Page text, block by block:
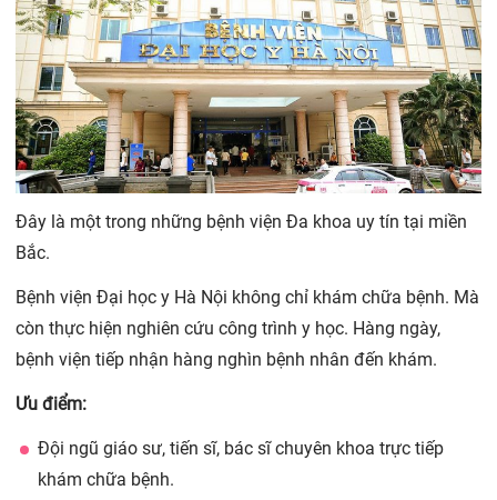
Đây là một trong những bệnh viện Đa khoa uy tín tại miền
Bắc.
Bệnh viện Đại học y Hà Nội không chỉ khám chữa bệnh. Mà
còn thực hiện nghiên cứu công trình y học. Hàng ngày,
bệnh viện tiếp nhận hàng nghìn bệnh nhân đến khám.
Ưu điểm:
Đội ngũ giáo sư, tiến sĩ, bác sĩ chuyên khoa trực tiếp
khám chữa bệnh.